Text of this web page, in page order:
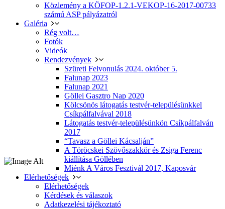
Közlemény a KÖFOP-1.2.1-VEKOP-16-2017-00733
számú ASP pályázatról
Galéria
Rég volt…
Fotók
Videók
Rendezvények
Szüreti Felvonulás 2024. október 5.
Falunap 2023
Falunap 2021
Göllei Gasztro Nap 2020
Kölcsönös látogatás testvér-településünkkel
Csíkpálfalvával 2018
Látogatás testvér-településünkön Csíkpálfalván
2017
“Tavasz a Göllei Kácsalján”
A Töröcskei Szövőszakkör és Zsiga Ferenc
kiállítása Göllében
Miénk A Város Fesztivál 2017, Kaposvár
Elérhetőségek
Elérhetőségek
Kérdések és válaszok
Adatkezelési tájékoztató